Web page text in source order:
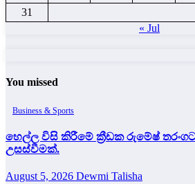
31
« Jul
You missed
Business & Sports
හෙල්ල විසි කිරීමේ ක්‍රීඩක රුමේෂ්
උසස්වීමක්.
August 5, 2026 Dewmi Talisha